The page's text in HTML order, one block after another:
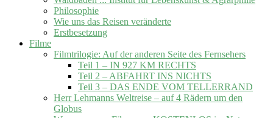
Philosophie
Wie uns das Reisen veränderte
Erstbesetzung
Filme
Filmtrilogie: Auf der anderen Seite des Fernsehers
Teil 1 – IN 927 KM RECHTS
Teil 2 – ABFAHRT INS NICHTS
Teil 3 – DAS ENDE VOM TELLERRAND
Herr Lehmanns Weltreise – auf 4 Rädern um den
Globus